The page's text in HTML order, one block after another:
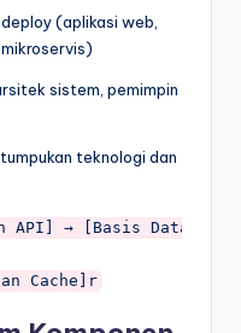
(aplikasi web,
sistem, pemimpin
teknologi dan
API] → [Basis Data]r